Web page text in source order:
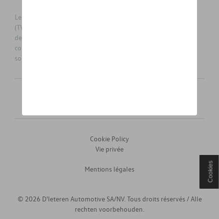
Les prix affichés sur le présent site sont des prix recommandés
(TVAc), hors éventuels frais de montage. Pour connaitre le prix
de vente actuel et les éventuels frais de montage, veuillez
contacter votre concessionnaire/agent. Les prix recommandés
sont sujets à des changements sans préavis.
Mentions légales
Cookie Policy
Vie privée
© 2026 D'Ieteren Automotive SA/NV. Tous droits réservés / Alle
rechten voorbehouden.
Cookies